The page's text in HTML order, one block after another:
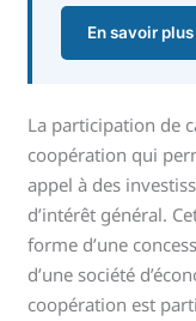
En savoir
La participation de
coopération qui
appel à des
d’intérêt général.
forme d’une
d’une société
coopération est